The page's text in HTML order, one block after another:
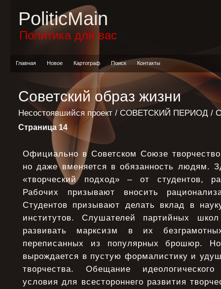
PoliticMain
Политика для вас
Главная Новое Картограф Поиск Контакты
Советский образ жизни
Несостоявшийся проект / СОВЕТСКИЙ ПЕРИОД /
Страница 14
Официально в Советском Союзе
но даже вменяется в обязанность людям.
«творческий подход» – от студентов,
Рабочих призывают вносить
Студентов призывают делать вклад в
институтов. Слушателей партийных
развивать марксизм в их
переписанных из популярных брошюр.
вырождается в пустую формалистику и
творчества. Обещание
условия для всестороннего развития